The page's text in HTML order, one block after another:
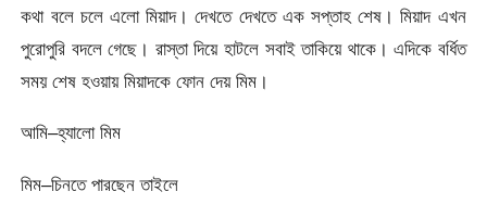
কথা বলে চলে এলো মিয়াদ। দেখতে দেখতে এক সপ্তাহ শেষ। মিয়াদ এখন
পুরোপুরি বদলে গেছে। রাস্তা দিয়ে হাটলে সবাই তাকিয়ে থাকে। এদিকে বর্ধিত
সময় শেষ হওয়ায় মিয়াদকে ফোন দেয় মিম।
আমি–হ্যালো মিম
মিম–চিনতে পারছেন তাইলে